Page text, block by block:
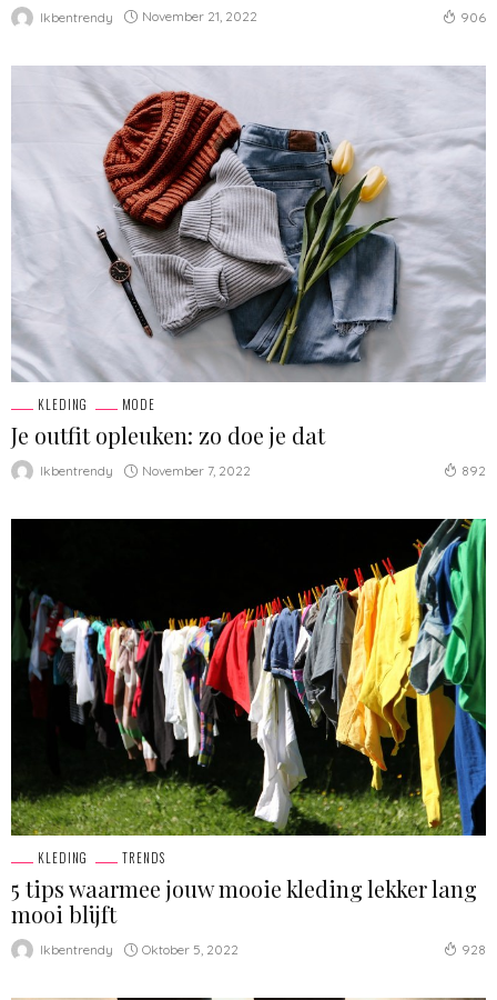
Ikbentrendy November 21, 2022 906
KLEDING MODE
Je outfit opleuken: zo doe je dat
Ikbentrendy November 7, 2022 892
KLEDING TRENDS
5 tips waarmee jouw mooie kleding lekker lang
mooi blijft
Ikbentrendy Oktober 5, 2022 928